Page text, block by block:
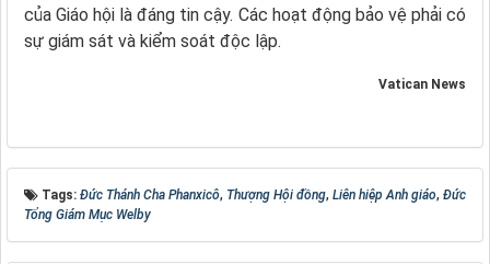
của Giáo hội là đáng tin cậy. Các hoạt động bảo vệ phải có
sự giám sát và kiểm soát độc lập.
Vatican News
Tags: Đức Thánh Cha Phanxicô, Thượng Hội đồng, Liên hiệp Anh giáo, Đức
Tổng Giám Mục Welby